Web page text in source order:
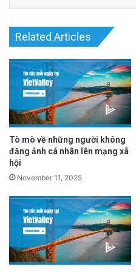
Điều đó có khả năng
đọc những lời dạy của
Hạnh. Cách ông nói
cứng nhắc hay huyền
và bắt nguồn từ cuộc
Related Articles
Tò mò về những người không
đăng ảnh cá nhân lên mạng xã
hội
November 11, 2025